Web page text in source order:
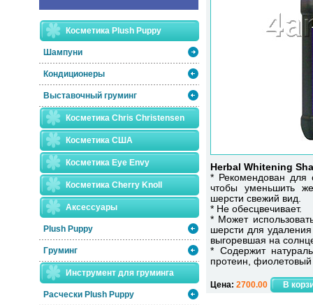
Косметика Plush Puppy
Шампуни
Кондиционеры
Выставочный груминг
Косметика Chris Christensen
Косметика США
Косметика Eye Envy
Косметика Сherry Knoll
Аксессуары
Plush Puppy
Груминг
Инструмент для груминга
Расчески Plush Puppy
Herbal Whitening
* Рекомендован для
чтобы уменьшить
шерсти свежий вид.
* Не обесцвечивает.
* Может
шерсти для удаления
выгоревшая на
* Содержит
протеин, фиолетовый
Цена: 2700.00